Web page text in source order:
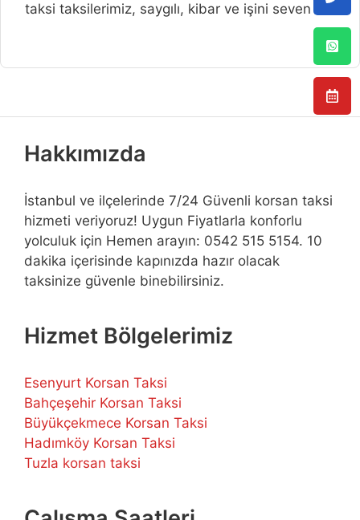
taksi taksilerimiz, saygılı, kibar ve işini seven
Hakkımızda
İstanbul ve ilçelerinde 7/24 Güvenli korsan taksi
hizmeti veriyoruz! Uygun Fiyatlarla konforlu
yolculuk için Hemen arayın: 0542 515 5154. 10
dakika içerisinde kapınızda hazır olacak
taksinize güvenle binebilirsiniz.
Hizmet Bölgelerimiz
Esenyurt Korsan Taksi
Bahçeşehir Korsan Taksi
Büyükçekmece Korsan Taksi
Hadımköy Korsan Taksi
Tuzla korsan taksi